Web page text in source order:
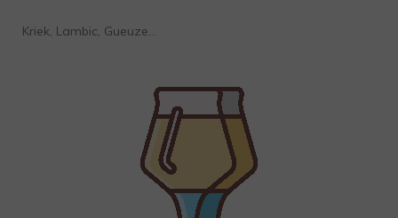
Kriek, Lambic, Gueuze…